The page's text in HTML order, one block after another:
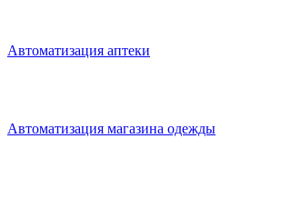
Автоматизация аптеки
Автоматизация магазина одежды